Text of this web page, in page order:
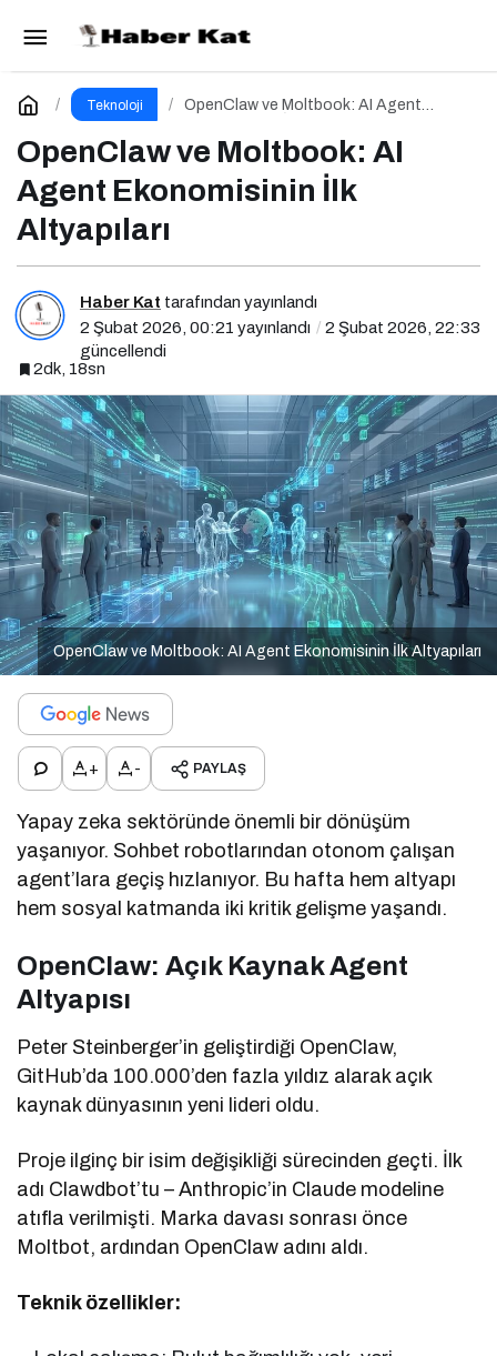
Teknoloji
OpenClaw ve Moltbook: AI Agent
OpenClaw ve Moltbook: AI
Agent Ekonomisinin İlk
Altyapıları
Haber Kat tarafından yayınlandı
2 Şubat 2026, 00:21 yayınlandı
2 Şubat 2026, 22:33
güncellendi
2dk, 18sn
OpenClaw ve Moltbook: AI Agent Ekonomisinin İlk Altyapıları
+ - PAYLAŞ
Yapay zeka sektöründe önemli bir dönüşüm
yaşanıyor. Sohbet robotlarından otonom çalışan
agent’lara geçiş hızlanıyor. Bu hafta hem altyapı
hem sosyal katmanda iki kritik gelişme yaşandı.
OpenClaw: Açık Kaynak Agent
Altyapısı
Peter Steinberger’in geliştirdiği OpenClaw,
GitHub’da 100.000’den fazla yıldız alarak açık
kaynak dünyasının yeni lideri oldu.
Proje ilginç bir isim değişikliği sürecinden geçti. İlk
adı Clawdbot’tu – Anthropic’in Claude modeline
atıfla verilmişti. Marka davası sonrası önce
Moltbot, ardından OpenClaw adını aldı.
Teknik özellikler:
Dijital Çağda Çalışma Biçimi Değişti: Bilgiyle
Para Kazananların Yeni Düzeni
Yorum Yap